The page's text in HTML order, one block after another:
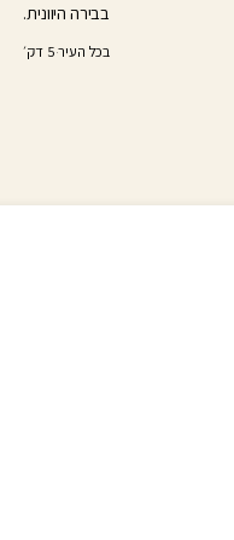
בבירה היוונית.
בכל העיר·5 דק׳